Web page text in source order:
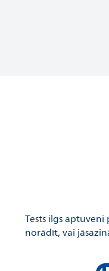
Tests ilgs
norādīt, vai